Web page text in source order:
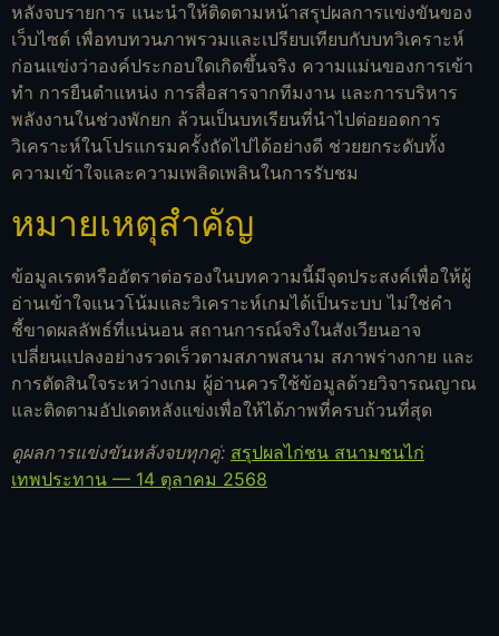
หลังจบรายการ แนะนำให้ติดตามหน้าสรุปผลการแข่งขันของ
เว็บไซต์ เพื่อทบทวนภาพรวมและเปรียบเทียบกับบทวิเคราะห์
ก่อนแข่งว่าองค์ประกอบใดเกิดขึ้นจริง ความแม่นของการเข้า
ทำ การยืนตำแหน่ง การสื่อสารจากทีมงาน และการบริหาร
พลังงานในช่วงพักยก ล้วนเป็นบทเรียนที่นำไปต่อยอดการ
วิเคราะห์ในโปรแกรมครั้งถัดไปได้อย่างดี ช่วยยกระดับทั้ง
ความเข้าใจและความเพลิดเพลินในการรับชม
หมายเหตุสำคัญ
ข้อมูลเรตหรืออัตราต่อรองในบทความนี้มีจุดประสงค์เพื่อให้ผู้
อ่านเข้าใจแนวโน้มและวิเคราะห์เกมได้เป็นระบบ ไม่ใช่คำ
ชี้ขาดผลลัพธ์ที่แน่นอน สถานการณ์จริงในสังเวียนอาจ
เปลี่ยนแปลงอย่างรวดเร็วตามสภาพสนาม สภาพร่างกาย และ
การตัดสินใจระหว่างเกม ผู้อ่านควรใช้ข้อมูลด้วยวิจารณญาณ
และติดตามอัปเดตหลังแข่งเพื่อให้ได้ภาพที่ครบถ้วนที่สุด
ดูผลการแข่งขันหลังจบทุกคู่: สรุปผลไก่ชน สนามชนไก่
เทพประทาน — 14 ตุลาคม 2568